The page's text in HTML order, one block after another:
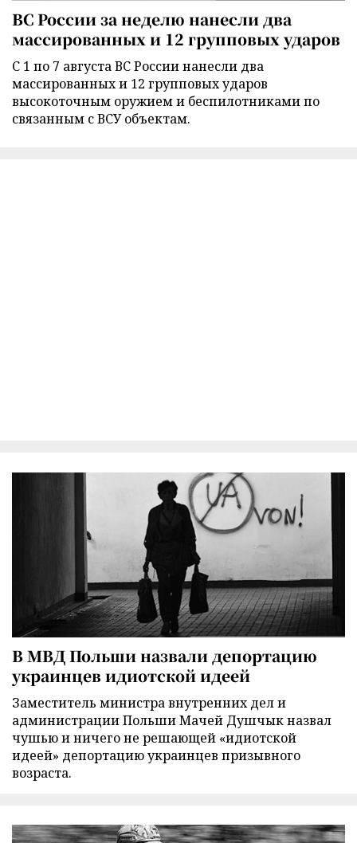
ВС России за неделю нанесли два
массированных и 12 групповых ударов
С 1 по 7 августа ВС России нанесли два
массированных и 12 групповых ударов
высокоточным оружием и беспилотниками по
связанным с ВСУ объектам.
В МВД Польши назвали депортацию
украинцев идиотской идеей
Заместитель министра внутренних дел и
администрации Польши Мачей Душчык назвал
чушью и ничего не решающей «идиотской
идеей» депортацию украинцев призывного
возраста.